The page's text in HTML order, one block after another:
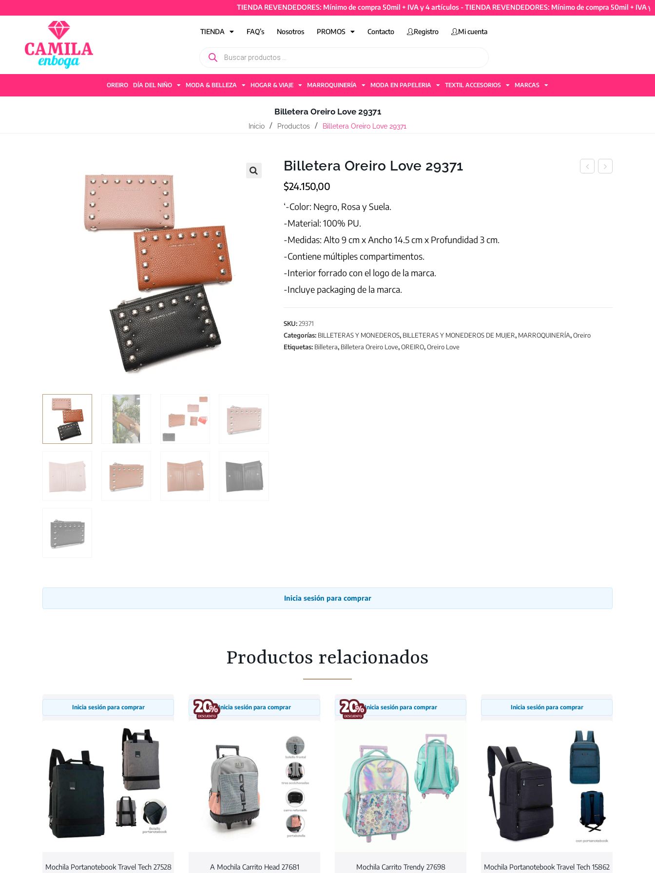
TIENDA REVENDEDORES: Mínimo de compra 50mil + IVA y 4 artículos - TIENDA REVENDEDORES: Mínimo de compra 50mil + IVA y 4
TIENDA FAQ’s Nosotros PROMOS Contacto Registro Mi cuenta
OREIRO DÍA DEL NIÑO MODA & BELLEZA HOGAR & VIAJE MARROQUINERÍA MODA EN PAPELERIA TEXTIL ACCESORIOS MARCAS
Billetera Oreiro Love 29371
Inicio Productos Billetera Oreiro Love 29371
Billetera Oreiro Love 29371
$24.150,00
‘-Color: Negro, Rosa y Suela.
-Material: 100% PU.
-Medidas: Alto 9 cm x Ancho 14.5 cm x Profundidad 3 cm.
-Contiene múltiples compartimentos.
-Interior forrado con el logo de la marca.
-Incluye packaging de la marca.
SKU:29371
Categorías: BILLETERAS Y MONEDEROS, BILLETERAS Y MONEDEROS DE MUJER, MARROQUINERÍA,Oreiro
Etiquetas: Billetera, Billetera Oreiro Love,OREIRO,Oreiro Love
Inicia sesión para comprar
Productos relacionados
Inicia sesión para comprar
Mochila Portanotebook Travel Tech 27528
Inicia sesión para comprar
A Mochila Carrito Head 27681
Inicia sesión para comprar
Mochila Carrito Trendy 27698
Inicia sesión para comprar
Mochila Portanotebook Travel Tech 15862